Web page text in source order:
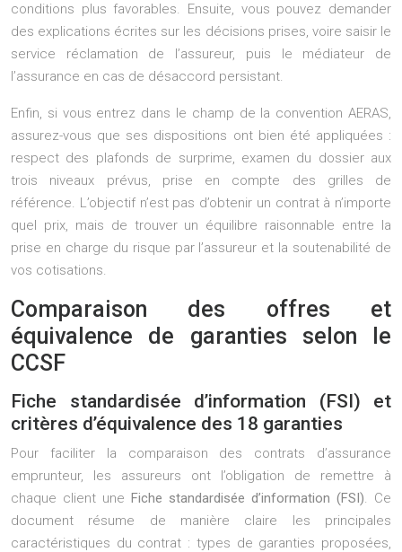
conditions plus favorables. Ensuite, vous pouvez demander
des explications écrites sur les décisions prises, voire saisir le
service réclamation de l’assureur, puis le médiateur de
l’assurance en cas de désaccord persistant.
Enfin, si vous entrez dans le champ de la convention AERAS,
assurez-vous que ses dispositions ont bien été appliquées :
respect des plafonds de surprime, examen du dossier aux
trois niveaux prévus, prise en compte des grilles de
référence. L’objectif n’est pas d’obtenir un contrat à n’importe
quel prix, mais de trouver un équilibre raisonnable entre la
prise en charge du risque par l’assureur et la soutenabilité de
vos cotisations.
Comparaison des offres et
équivalence de garanties selon le
CCSF
Fiche standardisée d’information (FSI) et
critères d’équivalence des 18 garanties
Pour faciliter la comparaison des contrats d’assurance
emprunteur, les assureurs ont l’obligation de remettre à
chaque client une Fiche standardisée d’information (FSI). Ce
document résume de manière claire les principales
caractéristiques du contrat : types de garanties proposées,